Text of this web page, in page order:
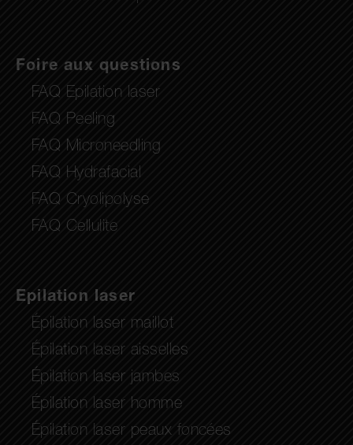
Foire aux questions
FAQ Epilation laser
FAQ Peeling
FAQ Microneedling
FAQ Hydrafacial
FAQ Cryolipolyse
FAQ Cellulite
Epilation laser
Épilation laser maillot
Épilation laser aisselles
Épilation laser jambes
Épilation laser homme
Épilation laser peaux foncées